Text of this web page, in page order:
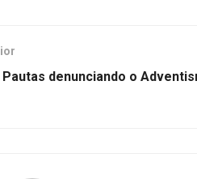
Pautas denunciando o